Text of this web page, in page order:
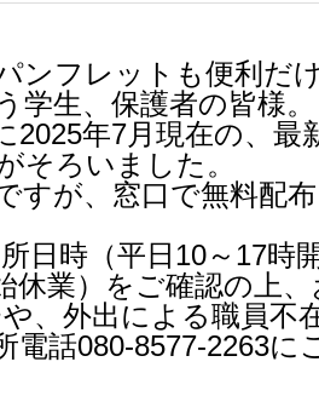
ンフレットも便利だ
学生、保護者の皆様。
2025年7月現在の、最
そろいました。
すが、窓口で無料配
日時（平日10～17時
休業）をご確認の上
、外出による職員不
電話080-8577-2263に